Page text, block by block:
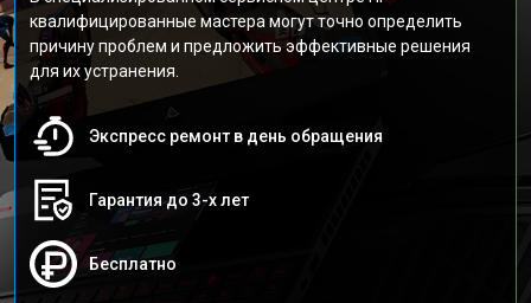
квалифицированные мастера могут точно определить
причину проблем и предложить эффективные решения
для их устранения.
Экспресс ремонт в день обращения
Гарантия до 3-х лет
Бесплатно